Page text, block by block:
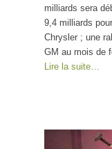
milliards sera
9,4 milliards
Chrysler ; une
GM au mois de
Lire la suite…